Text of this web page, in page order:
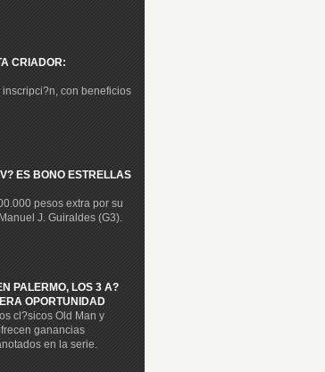
CRIADOR:
con beneficios
ES BONO ESTRELLAS
pesos extra por su
J. Guiraldes (G3).
PALERMO, LOS 3 A?
OPORTUNIDAD
cl?sicos Old Man y
ganancias
en la serie.